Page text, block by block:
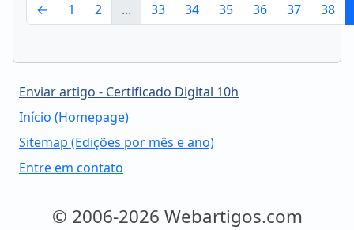
← 1 2 ... 33 34 35 36 37 38
Enviar artigo - Certificado Digital 10h
Início (Homepage)
Sitemap (Edições por mês e ano)
Entre em contato
© 2006-2026 Webartigos.com